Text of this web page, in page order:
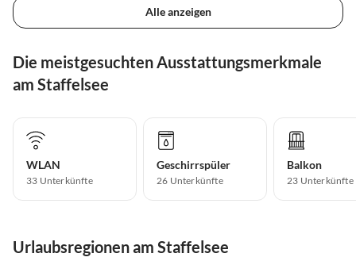
Alle anzeigen
Die meistgesuchten Ausstattungsmerkmale
am Staffelsee
WLAN
33 Unterkünfte
Geschirrspüler
26 Unterkünfte
Balkon
23 Unterkünfte
Urlaubsregionen am Staffelsee